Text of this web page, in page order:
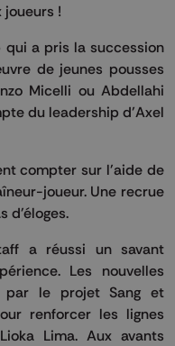
!
qui a pris la succession
de jeunes pousses
Micelli ou Abdellahi
du leadership d’Axel
compter sur l'aide de
joueur. Une recrue
d'éloges.
a réussi un savant
Les nouvelles
par le projet Sang et
renforcer les lignes
Lima. Aux avants